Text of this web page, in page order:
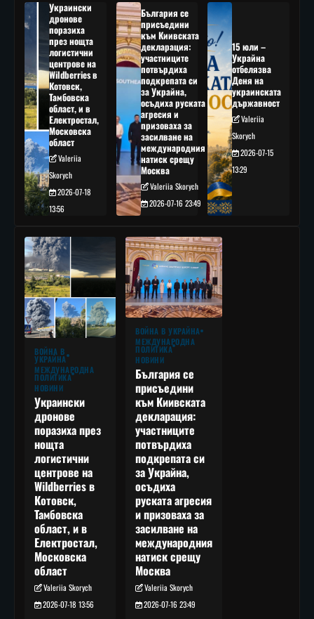
Украински
дронове
поразиха
през нощта
логистични
центрове на
Wildberries в
Котовск,
Тамбовска
област, и в
Електростал,
Московска
област
Valeriia
Skorych
2026-07-18
13:56
България се
присъедини
към Киивската
декларация:
участниците
потвърдиха
подкрепата си
за Украйна,
осъдиха руската
агресия и
призоваха за
засилване на
международния
натиск срещу
Москва
Valeriia Skorych
2026-07-16 23:49
15 юли –
Украйна
отбелязва
Деня на
украинската
държавност
Valeriia
Skorych
2026-07-15
13:29
ВОЙНА В
УКРАЙНА
МЕЖДУНАРОДНА
ПОЛИТИКА
НОВИНИ
Украински
дронове
поразиха през
нощта
логистични
центрове на
Wildberries в
Котовск,
Тамбовска
област, и в
Електростал,
Московска
област
Valeriia Skorych
2026-07-18 13:56
ВОЙНА В УКРАЙНА
МЕЖДУНАРОДНА
ПОЛИТИКА
НОВИНИ
България се
присъедини
към Киивската
декларация:
участниците
потвърдиха
подкрепата си
за Украйна,
осъдиха
руската агресия
и призоваха за
засилване на
международния
натиск срещу
Москва
Valeriia Skorych
2026-07-16 23:49